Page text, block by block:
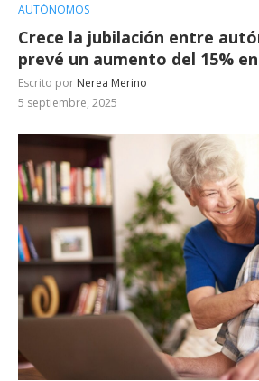
AUTÓNOMOS
Crece la jubilación entre
prevé un aumento del 15%
Escrito por Nerea Merino
5 septiembre, 2025